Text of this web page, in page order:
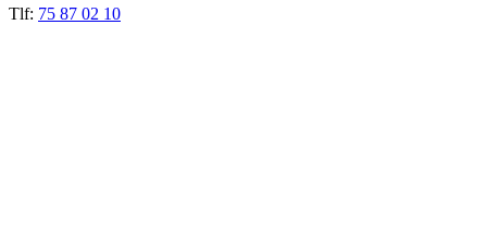
Tlf: 75 87 02 10